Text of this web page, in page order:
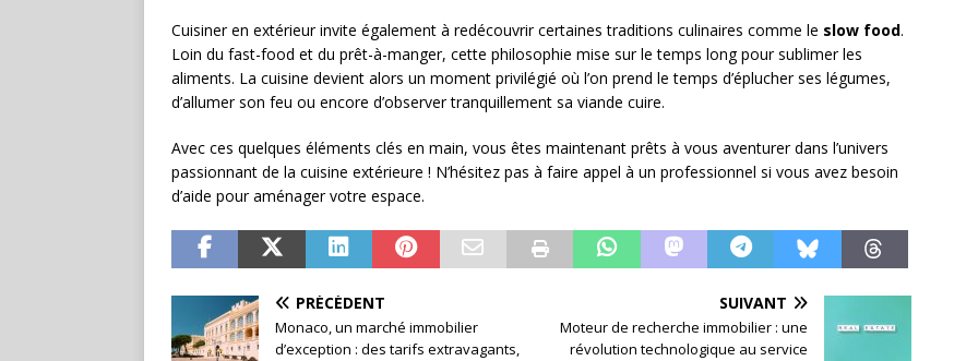
Cuisiner en extérieur invite également à redécouvrir certaines traditions culinaires comme le slow food.
Loin du fast-food et du prêt-à-manger, cette philosophie mise sur le temps long pour sublimer les
aliments. La cuisine devient alors un moment privilégié où l’on prend le temps d’éplucher ses légumes,
d’allumer son feu ou encore d’observer tranquillement sa viande cuire.
Avec ces quelques éléments clés en main, vous êtes maintenant prêts à vous aventurer dans l’univers
passionnant de la cuisine extérieure ! N’hésitez pas à faire appel à un professionnel si vous avez besoin
d’aide pour aménager votre espace.
PRÉCÉDENT
Monaco, un marché immobilier
d’exception : des tarifs extravagants,
SUIVANT
Moteur de recherche immobilier : une
révolution technologique au service